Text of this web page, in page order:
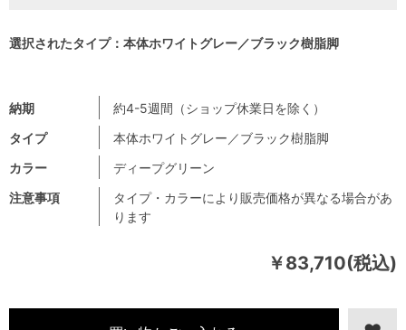
￥83,710(税込)
注意事項
タイプ・カラーにより販売価格が異なる場合があ
ります
納期
約4-5週間（ショップ休業日を除く）
タイプ
本体ホワイトグレー／ブラック樹脂脚
カラー
ディープグリーン
選択されたタイプ：本体ホワイトグレー／ブラック樹脂脚